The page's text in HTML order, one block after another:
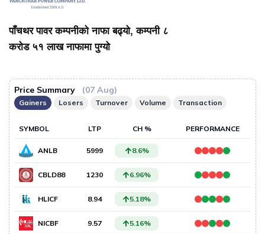
पाँचथर पावर कम्पनीको नाफा बढ्यो, कम्पनी ८
करोड ५१ लाख नाफामा पुग्यो